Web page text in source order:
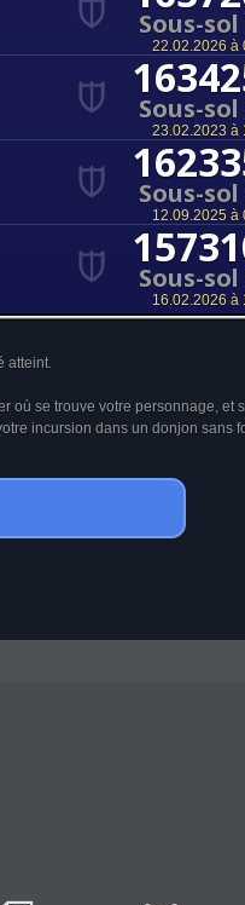
Sous-sol
22.02.2026 à
Sous-sol
23.02.2023 à
Sous-sol
12.09.2025 à
Sous-sol
16.02.2026 à
atteint.
où se trouve votre personnage, et
incursion dans un donjon sans